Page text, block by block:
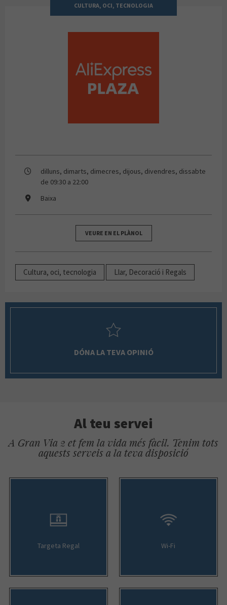
CULTURA, OCI, TECNOLOGIA
dilluns, dimarts, dimecres, dijous, divendres, dissabte
de 09:30 a 22:00
Baixa
VEURE EN EL PLÀNOL
Cultura, oci, tecnologia Llar, Decoració i Regals
DÓNA LA TEVA OPINIÓ
Al teu servei
A Gran Via 2 et fem la vida més fàcil. Tenim tots
aquests serveis a la teva disposició
Targeta Regal Wi-Fi